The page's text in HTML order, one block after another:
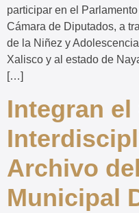
participar en el
Cámara de Diputados, a
de la Niñez y
Xalisco y al estado de
[…]
Integran el
Archivo
Municipal